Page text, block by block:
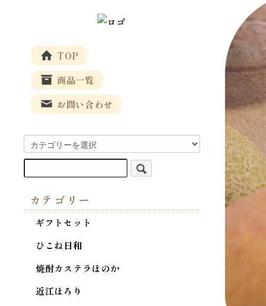
TOP
商品一覧
お問い合わせ
カテゴリー
ギフトセット
ひこね日和
焼酎カステラほのか
近江ほろり